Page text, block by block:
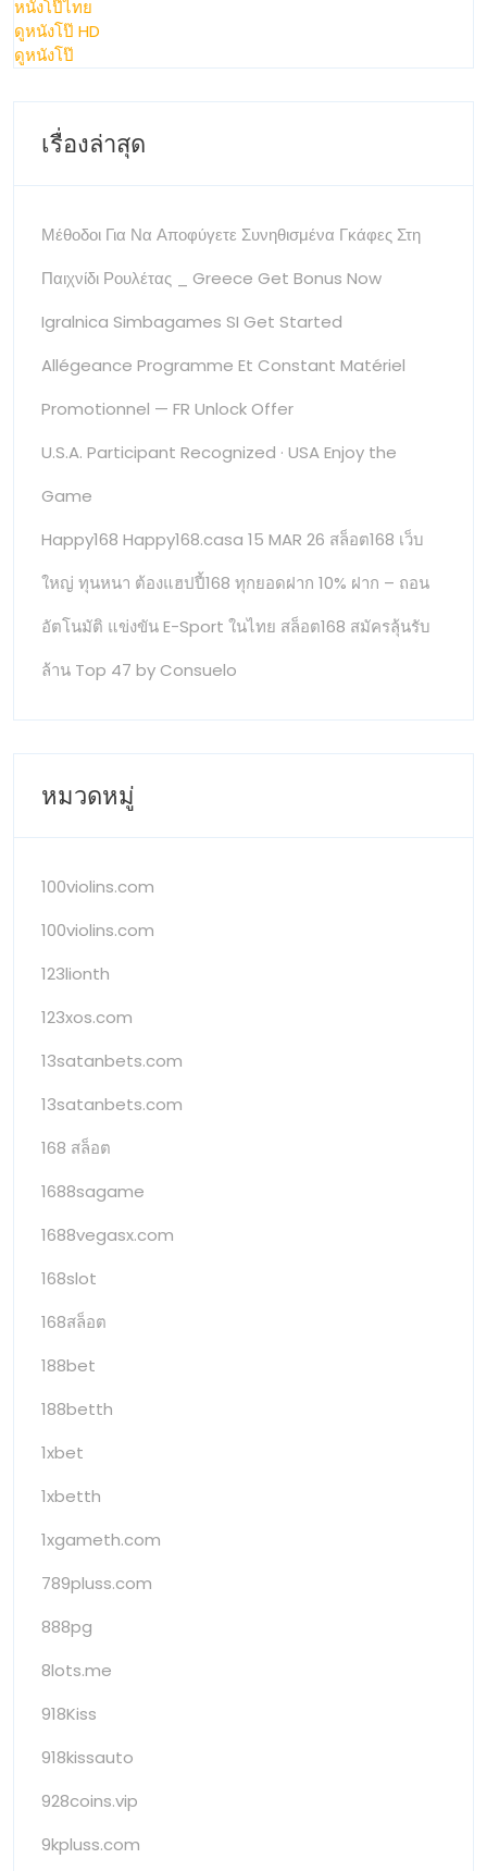
หนังโป๊ไทย
ดูหนังโป๊ HD
ดูหนังโป๊
เรื่องล่าสุด
Μέθοδοι Για Να Αποφύγετε Συνηθισμένα Γκάφες Στη
Παιχνίδι Ρουλέτας _ Greece Get Bonus Now
Igralnica Simbagames SI Get Started
Allégeance Programme Et Constant Matériel
Promotionnel — FR Unlock Offer
U.S.A. Participant Recognized · USA Enjoy the
Game
Happy168 Happy168.casa 15 MAR 26 สล็อต168 เว็บ
ใหญ่ ทุนหนา ต้องแฮปปี้168 ทุกยอดฝาก 10% ฝาก – ถอน
อัตโนมัติ แข่งขัน E-Sport ในไทย สล็อต168 สมัครลุ้นรับ
ล้าน Top 47 by Consuelo
หมวดหมู่
100violins.com
100violins.com
123lionth
123xos.com
13satanbets.com
13satanbets.com
168 สล็อต
1688sagame
1688vegasx.com
168slot
168สล็อต
188bet
188betth
1xbet
1xbetth
1xgameth.com
789pluss.com
888pg
8lots.me
918Kiss
918kissauto
928coins.vip
9kpluss.com